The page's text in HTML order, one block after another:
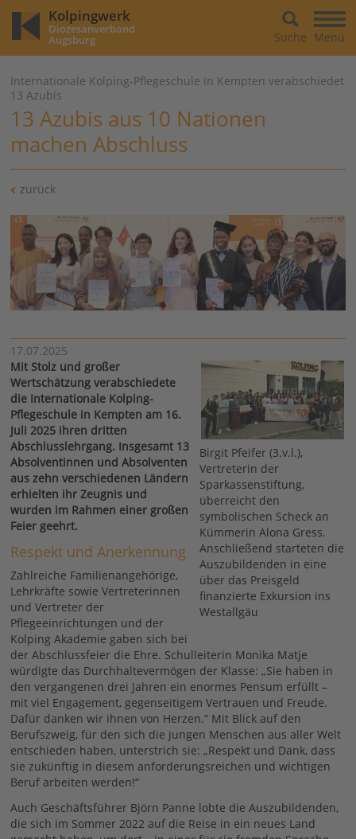
Kolpingwerk
Diözesanverband
Augsburg Menü
Suche
Internationale Kolping-Pflegeschule in Kempten verabschiedet
13 Azubis
13 Azubis aus 10 Nationen
machen Abschluss
zurück
17.07.2025
Birgit Pfeifer (3.v.l.),
Vertreterin der
Sparkassenstiftung,
überreicht den
symbolischen Scheck an
Kümmerin Alona Gress.
Anschließend starteten die
Auszubildenden in eine
über das Preisgeld
finanzierte Exkursion ins
Westallgäu
Mit Stolz und großer
Wertschätzung verabschiedete
die Internationale Kolping-
Pflegeschule in Kempten am 16.
Juli 2025 ihren dritten
Abschlusslehrgang. Insgesamt 13
Absolventinnen und Absolventen
aus zehn verschiedenen Ländern
erhielten ihr Zeugnis und
wurden im Rahmen einer großen
Feier geehrt.
Respekt und Anerkennung
Zahlreiche Familienangehörige,
Lehrkräfte sowie Vertreterinnen
und Vertreter der
Pflegeeinrichtungen und der
Kolping Akademie gaben sich bei
der Abschlussfeier die Ehre. Schulleiterin Monika Matje
würdigte das Durchhaltevermögen der Klasse: „Sie haben in
den vergangenen drei Jahren ein enormes Pensum erfüllt –
mit viel Engagement, gegenseitigem Vertrauen und Freude.
Dafür danken wir ihnen von Herzen.“ Mit Blick auf den
Berufszweig, für den sich die jungen Menschen aus aller Welt
entschieden haben, unterstrich sie: „Respekt und Dank, dass
sie zukünftig in diesem anforderungsreichen und wichtigen
Beruf arbeiten werden!“
Auch Geschäftsführer Björn Panne lobte die Auszubildenden,
die sich im Sommer 2022 auf die Reise in ein neues Land